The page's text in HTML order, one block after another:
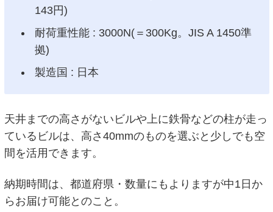
143円)
耐荷重性能 : 3000N(＝300Kg。JIS A 1450準
拠)
製造国 : 日本
天井までの高さがないビルや上に鉄骨などの柱が走っ
ているビルは、高さ40mmのものを選ぶと少しでも空
間を活用できます。
納期時間は、都道府県・数量にもよりますが中1日か
らお届け可能とのこと。